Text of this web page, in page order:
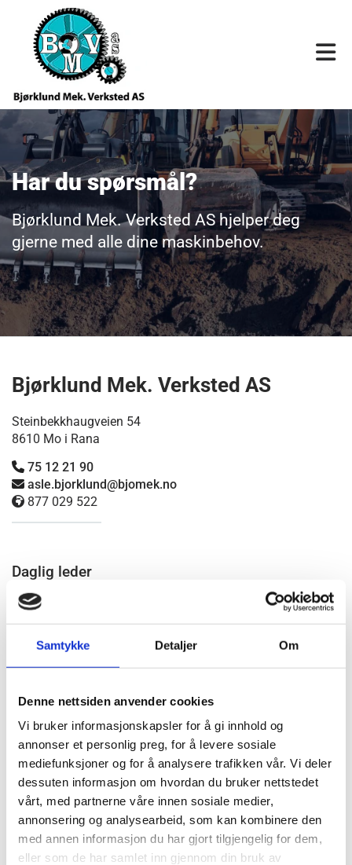
Samtykke Detaljer Om
Denne nettsiden anvender cookies
Vi bruker informasjonskapsler for å gi innhold og
annonser et personlig preg, for å levere sosiale
mediefunksjoner og for å analysere trafikken vår. Vi deler
dessuten informasjon om hvordan du bruker nettstedet
vårt, med partnerne våre innen sosiale medier,
annonsering og analysearbeid, som kan kombinere den
med annen informasjon du har gjort tilgjengelig for dem,
eller som de har samlet inn gjennom din bruk av
Har du spørsmål?
Bjørklund Mek. Verksted AS hjelper deg
gjerne med alle dine maskinbehov.
Bjørklund Mek. Verksted AS
Steinbekkhaugveien 54
8610 Mo i Rana
 75 12 21 90
 asle.bjorklund@bjomek.no
 877 029 522
Daglig leder
Asle Bjørklund
Tlf.:75 12 21 90
Mob.:971 48 960
Driftsleder
Jan Atle Setså
Tlf.:75 12 21 90
Mob.: 905 64 966
E-post:jan.atle.setsa@bjomek.no